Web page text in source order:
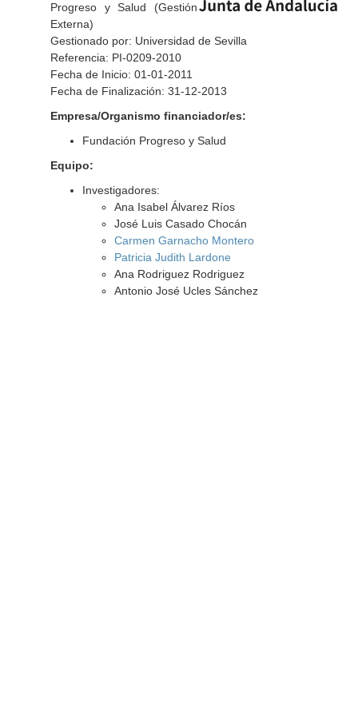
Progreso y Salud (Gestión
Externa)
Gestionado por: Universidad de Sevilla
Referencia: PI-0209-2010
Fecha de Inicio: 01-01-2011
Fecha de Finalización: 31-12-2013
Empresa/Organismo financiador/es:
Fundación Progreso y Salud
Equipo:
Investigadores:
Ana Isabel Álvarez Ríos
José Luis Casado Chocán
Carmen Garnacho Montero
Patricia Judith Lardone
Ana Rodriguez Rodriguez
Antonio José Ucles Sánchez